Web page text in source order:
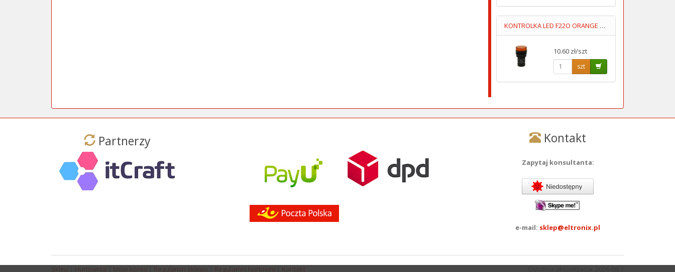
KONTROLKA LED F22O ORANGE POMARAŃCZOWA 230V AC FImontaź=22mm
10.60 zł/szt
szt
Partnerzy Kontakt
Zapytaj konsultanta:
e-mail: sklep@eltronix.pl
Sklep Hurtownia Moje konto Regulamin sklepu Regulamin hurtowni Kontakt